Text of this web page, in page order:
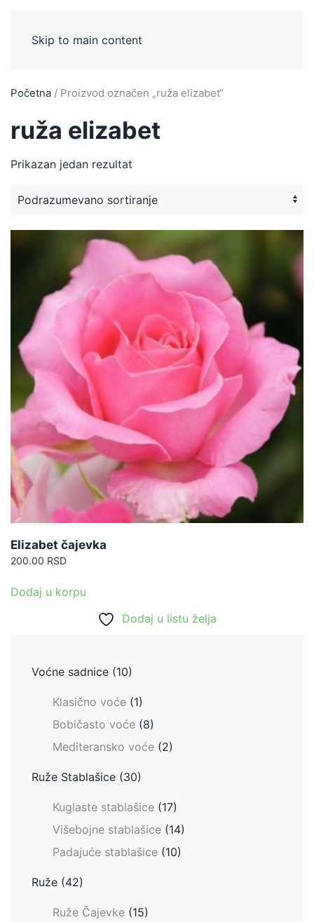
Skip to main content
Početna / Proizvod označen „ruža elizabet“
ruža elizabet
Prikazan jedan rezultat
Elizabet čajevka
200.00 RSD
Dodaj u korpu
Dodaj u listu želja
Voćne sadnice (10)
Klasično voće (1)
Bobičasto voće (8)
Mediteransko voće (2)
Ruže Stablašice (30)
Kuglaste stablašice (17)
Višebojne stablašice (14)
Padajuće stablašice (10)
Ruže (42)
Ruže Čajevke (15)